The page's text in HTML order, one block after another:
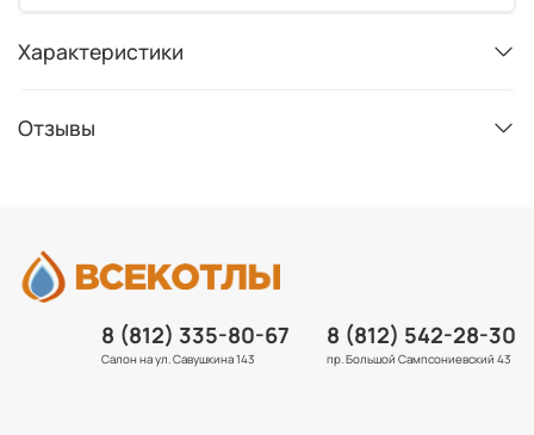
Характеристики
Отзывы
8 (812) 335-80-67
Салон на ул. Савушкина 143
8 (812) 542-28-30
пр. Большой Сампсониевский 43